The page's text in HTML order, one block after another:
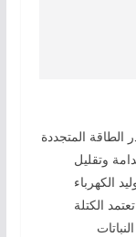
الطاقة المتجددة
وتقليل
الكهرباء
الكتلة